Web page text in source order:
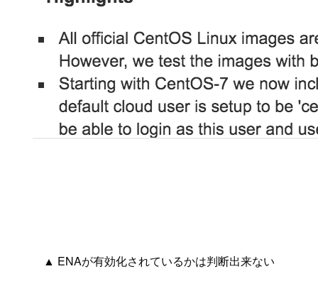
▲ ENAが有効化されているかは判断出来ない